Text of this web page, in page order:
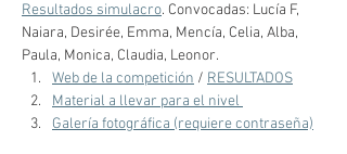
Resultados simulacro. Convocadas: Lucía F,
Naiara, Desirée, Emma, Mencía, Celia, Alba,
Paula, Monica, Claudia, Leonor.
Web de la competición / RESULTADOS
Material a llevar para el nivel
Galería fotográfica (requiere contraseña)